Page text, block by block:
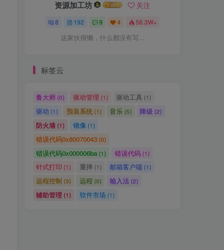
资源加工坊 关注
8 192 9 4 56.3W+
这家伙很懒，什么都没有写...
标签云
鲁大师(0) 驱动管理 (1) 驱动工具 (1)
驱动 (1) 预装系统(1) 音乐(5) 降级 (2)
防火墙(1) 镜像 (1)
错误代码0x80070043(0)
错误代码0x000006ba(1) 错误代码(1)
针式打印 (1) 重摔 (1) 邮箱客户端(1)
远程控制 (3) 远程 (0) 输入法(2)
辅助管理 (1) 软件市场 (1)